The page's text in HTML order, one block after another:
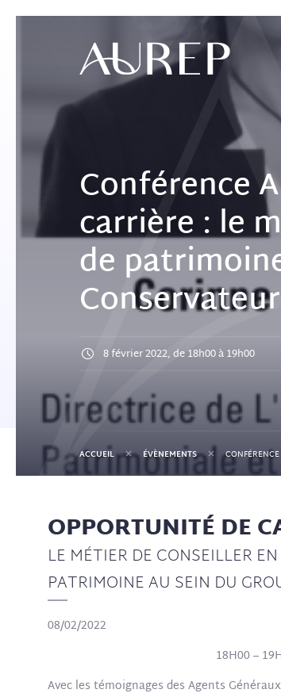
Conférence
carrière : le
de
8 février 2022, de 18h00 à 19h00
ACCUEIL+ ÉVÈNEMENTS+
OPPORTUNITÉ DE
LE MÉTIER DE CONSEILLER
PATRIMOINE AU SEIN DU
08/02/2022
18H00 –
Avec les témoignages des Agents